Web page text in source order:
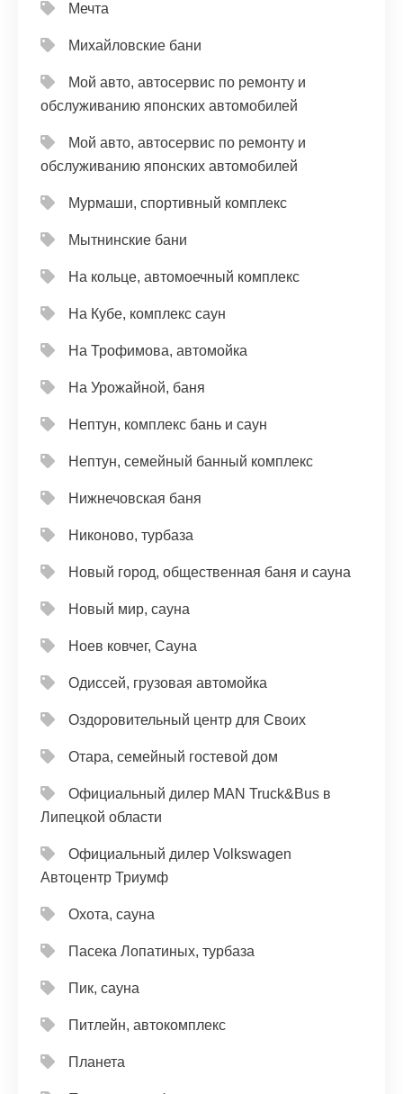
Мечта
Михайловские бани
Мой авто, автосервис по ремонту и
обслуживанию японских автомобилей
Мой авто, автосервис по ремонту и
обслуживанию японских автомобилей
Мурмаши, спортивный комплекс
Мытнинские бани
На кольце, автомоечный комплекс
На Кубе, комплекс саун
На Трофимова, автомойка
На Урожайной, баня
Нептун, комплекс бань и саун
Нептун, семейный банный комплекс
Нижнечовская баня
Никоново, турбаза
Новый город, общественная баня и сауна
Новый мир, сауна
Ноев ковчег, Сауна
Одиссей, грузовая автомойка
Оздоровительный центр для Своих
Отара, семейный гостевой дом
Официальный дилер MAN Truck&Bus в
Липецкой области
Официальный дилер Volkswagen
Автоцентр Триумф
Охота, сауна
Пасека Лопатиных, турбаза
Пик, сауна
Питлейн, автокомплекс
Планета